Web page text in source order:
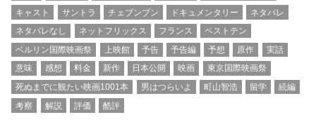
キャスト
サントラ チェブンブン ドキュメンタリー
ネタバレ
ネタバレなし
ネットフリックス フランス
ベストテン
ベルリン国際映画祭
上映館 予告 予告編 予想 原作
実話
意味
感想 料金 新作 日本公開 映画
東京国際映画祭
死ぬまでに観たい映画1001本
男はつらいよ 町山智浩 留学
続編
考察
解説 評価 酷評